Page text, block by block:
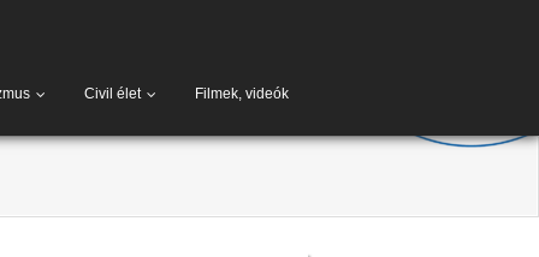
Civil élet Filmek, videók